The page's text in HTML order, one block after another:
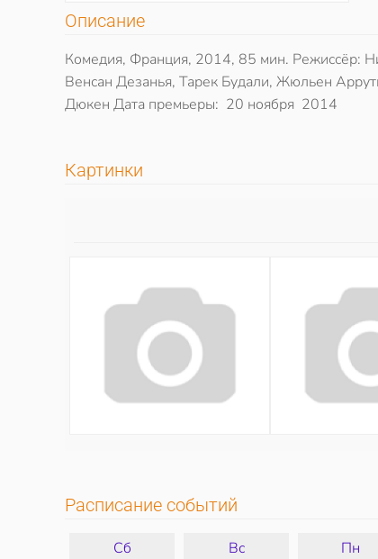
Описание
Комедия, Франция, 2014, 85 мин. Режиссёр:
Венсан Дезанья, Тарек Будали, Жюльен
Дюкен Дата премьеры: 20 ноября 2014
Картинки
Расписание событий
Сб Вс Пн